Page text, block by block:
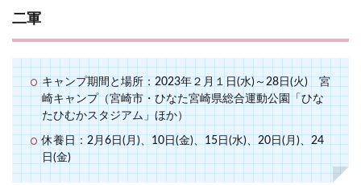
二軍
キャンプ期間と場所：2023年２月１日(水)～28日(火) 宮
崎キャンプ（宮崎市・ひなた宮崎県総合運動公園「ひな
たひむかスタジアム」ほか）
休養日：2月6日(月)、10日(金)、15日(水)、20日(月)、24
日(金)